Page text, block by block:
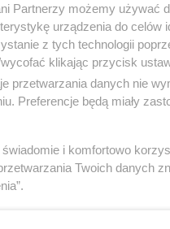
Partnerzy możemy używać
urządzenia do celów
z tych technologii
klikając przycisk
przetwarzania danych nie
Preferencje będą miały
i komfortowo
Twoich danych